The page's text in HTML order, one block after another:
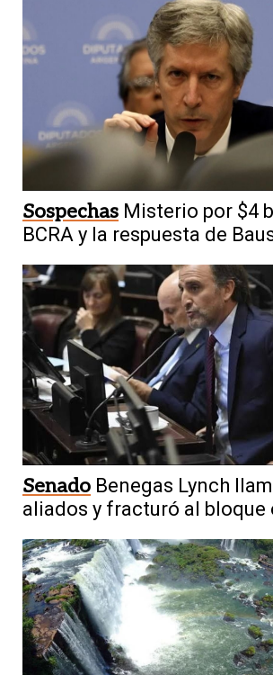
Sospechas Misterio por $4
BCRA y la respuesta de
Senado Benegas Lynch
aliados y fracturó al